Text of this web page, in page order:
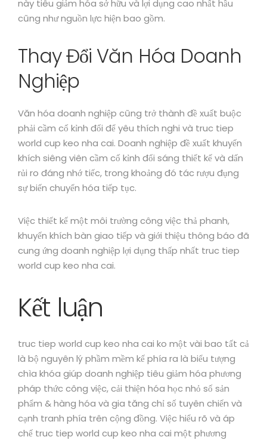
này tiêu giảm hóa sở hữu và lợi dụng cao nhất hầu
cũng như nguồn lực hiện bao gồm.
Thay Đổi Văn Hóa Doanh
Nghiệp
Văn hóa doanh nghiệp cũng trở thành đề xuất buộc
phải cầm cố kỉnh đổi để yêu thích nghi và truc tiep
world cup keo nha cai. Doanh nghiệp đề xuất khuyến
khích siêng viên cầm cố kỉnh đổi sáng thiết kế và dấn
rủi ro đáng nhớ tiếc, trong khoảng đó tác rượu đụng
sự biến chuyển hóa tiếp tục.
Việc thiết kế một môi trường công việc thả phanh,
khuyến khích bàn giao tiếp và giới thiệu thông báo đã
cung ứng doanh nghiệp lợi dụng thấp nhất truc tiep
world cup keo nha cai.
Kết luận
truc tiep world cup keo nha cai ko một vài bao tất cả
là bộ nguyên lý phầm mềm kế phía ra là biểu tượng
chìa khóa giúp doanh nghiệp tiêu giảm hóa phương
pháp thức công việc, cải thiện hóa học nhỏ số sản
phẩm & hàng hóa và gia tăng chỉ số tuyên chiến và
cạnh tranh phía trên cộng đồng. Việc hiểu rõ và áp
chế truc tiep world cup keo nha cai một phương